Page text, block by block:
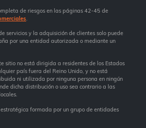
de riesgos en las páginas 42-45 de
servicios y la adquisición de clientes solo puede
por una entidad autorizada o mediante un
sitio no está dirigida a residentes de los Estados
país fuera del Reino Unido, y no está
ni utilizada por ninguna persona en ningún
dicha distribución o uso sea contrario a las
formada por un grupo de entidades